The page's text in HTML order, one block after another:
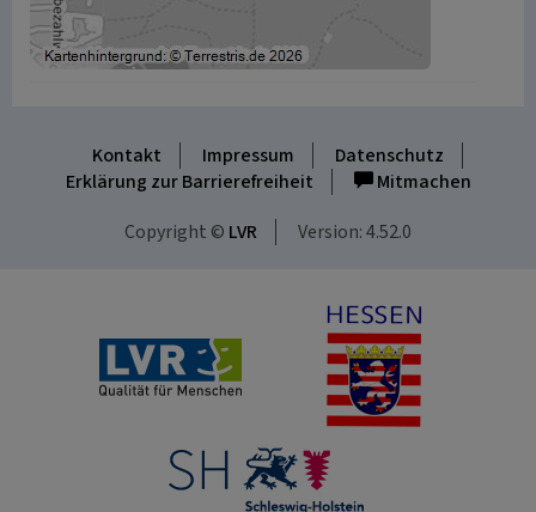
Kontakt Impressum
Datenschutz
Erklärung zur Barrierefreiheit
Mitmachen
Copyright © LVR Version: 4.52.0